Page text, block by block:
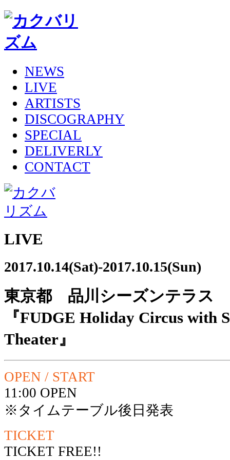
NEWS
LIVE
ARTISTS
DISCOGRAPHY
SPECIAL
DELIVERLY
CONTACT
LIVE
2017.10.14(Sat)-2017.10.15(Sun)
東京都 品川シーズンテラス
『FUDGE Holiday Circus with
Theater』
OPEN / START
11:00 OPEN
※タイムテーブル後日発表
TICKET
TICKET FREE!!